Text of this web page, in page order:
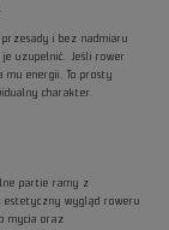
i bez nadmiaru
uzupełnić. Jeśli rower
mu energii. To prosty
charakter.
partie ramy z
estetyczny wygląd roweru
mycia oraz